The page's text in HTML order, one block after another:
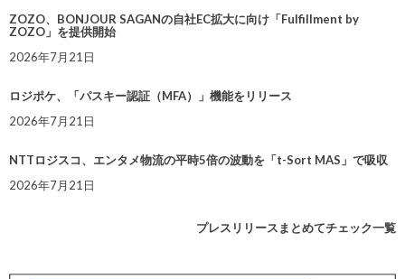
ZOZO、BONJOUR SAGANの自社EC拡大に向け「Fulfillment by
ZOZO」を提供開始
2026年7月21日
ロジポケ、「パスキー認証（MFA）」機能をリリース
2026年7月21日
NTTロジスコ、エンタメ物流の平時5倍の波動を「t-Sort MAS」で吸収
2026年7月21日
プレスリリースまとめてチェック一覧